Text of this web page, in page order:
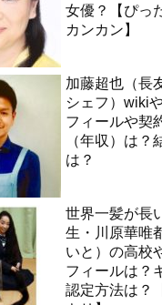
女優？【ぴっ
カンカン】
加藤超也（長
シェフ）wiki
フィールや契
（年収）は？
は？
世界一髪が長
生・川原華唯
いと）の高校
フィールは？
認定方法は？